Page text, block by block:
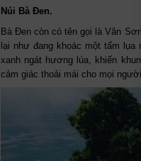
Núi Bà Đen.
Bà Đen còn có tên gọi là Vân
lại như đang khoác một tấm lụa
xanh ngát hương lúa, khiến
cảm giác thoải mái cho mọi người.